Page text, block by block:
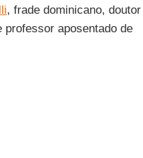
, frade dominicano, doutor
aposentado de